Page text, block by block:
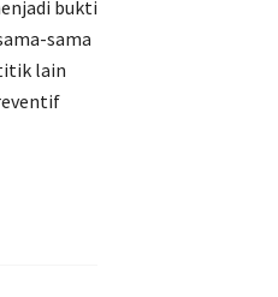
bukti
sama
lain